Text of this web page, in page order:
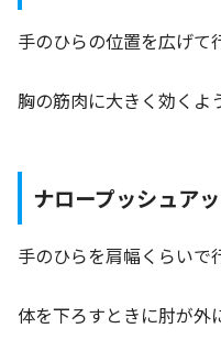
手のひらの位置を広げて
胸の筋肉に大きく効くよ
ナロープッシュア
手のひらを肩幅くらいで
体を下ろすときに肘が外